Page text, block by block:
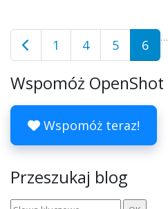
1 …
4 5 6
Wspomóż OpenShot
Wspomóż teraz!
Przeszukaj blog